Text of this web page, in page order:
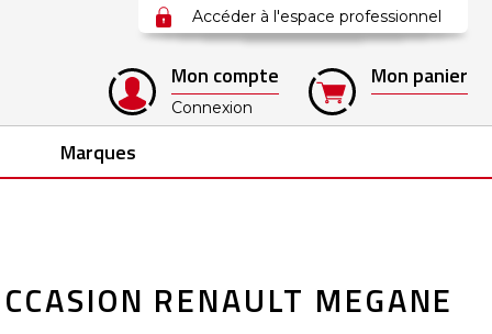
Accéder à l'espace professionnel
Mon compte
Connexion
Mon panier
Marques
RENAULT MEGANE